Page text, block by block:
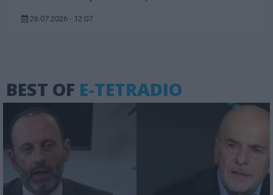
26.07.2026 - 12:07
BEST OF E-TETRADIO